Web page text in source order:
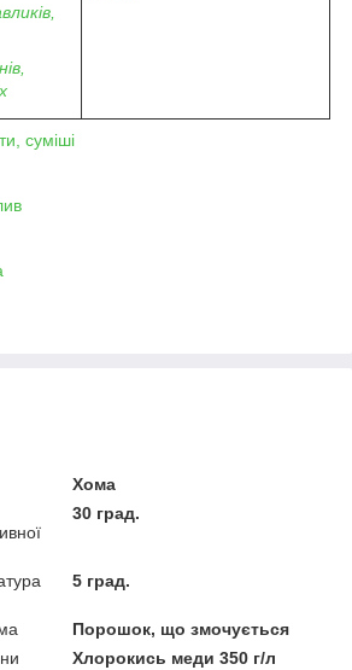
суміші
Хома
30 град.
5 град.
Порошок, що змочується
Хлорокись меди 350 г/л